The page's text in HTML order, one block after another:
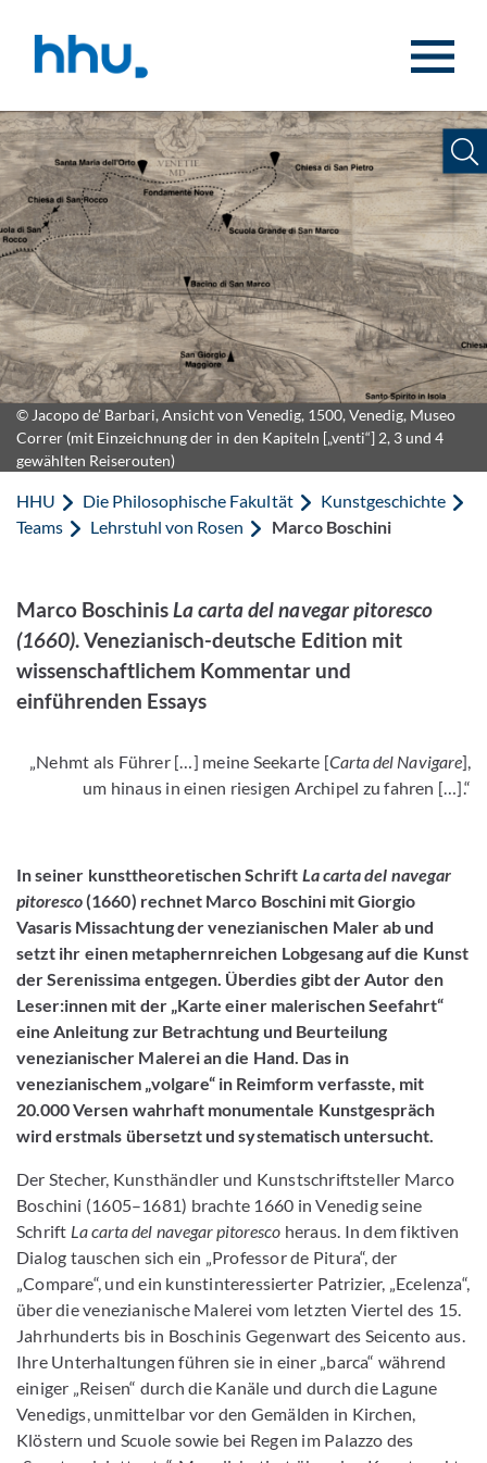
© Jacopo de’ Barbari, Ansicht von Venedig, 1500, Venedig, Museo
Correr (mit Einzeichnung der in den Kapiteln [„venti“] 2, 3 und 4
gewählten Reiserouten)
HHU Die Philosophische Fakultät
Kunstgeschichte
Teams
Lehrstuhl von Rosen Marco Boschini
Marco BoschinisLa carta del navegar pitoresco
(1660).Venezianisch-deutsche Edition mit
wissenschaftlichem Kommentar und
einführenden Essays
„Nehmt als Führer […] meine Seekarte [Carta del Navigare],
um hinaus in einen riesigen Archipel zu fahren […].“
In seiner kunsttheoretischen Schrift La carta del navegar
pitoresco(1660) rechnet Marco Boschini mit Giorgio
Vasaris Missachtung der venezianischen Maler ab und
setzt ihr einen metaphernreichen Lobgesang auf die Kunst
der Serenissima entgegen. Überdies gibt der Autor den
Leser:innen mit der „Karte einer malerischen Seefahrt“
eine Anleitung zur Betrachtung und Beurteilung
venezianischer Malerei an die Hand. Das in
venezianischem „volgare“ in Reimform verfasste, mit
20.000 Versen wahrhaft monumentale Kunstgespräch
wird erstmals übersetzt und systematisch untersucht.
Der Stecher, Kunsthändler und Kunstschriftsteller Marco
Boschini (1605–1681) brachte 1660 in Venedig seine
Schrift La carta del navegar pitoresco heraus. In dem fiktiven
Dialog tauschen sich ein „Professor de Pitura“, der
„Compare“, und ein kunstinteressierter Patrizier, „Ecelenza“,
über die venezianische Malerei vom letzten Viertel des 15.
Jahrhunderts bis in Boschinis Gegenwart des Seicento aus.
Ihre Unterhaltungen führen sie in einer „barca“ während
einiger „Reisen“ durch die Kanäle und durch die Lagune
Venedigs, unmittelbar vor den Gemälden in Kirchen,
Klöstern und Scuole sowie bei Regen im Palazzo des